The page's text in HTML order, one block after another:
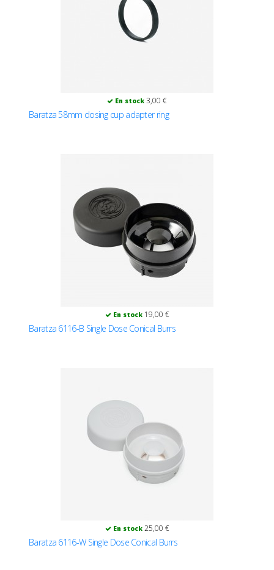
En stock 3,00 €
Baratza 58mm dosing cup adapter ring
En stock 19,00 €
Baratza 6116-B Single Dose Conical Burrs
En stock 25,00 €
Baratza 6116-W Single Dose Conical Burrs